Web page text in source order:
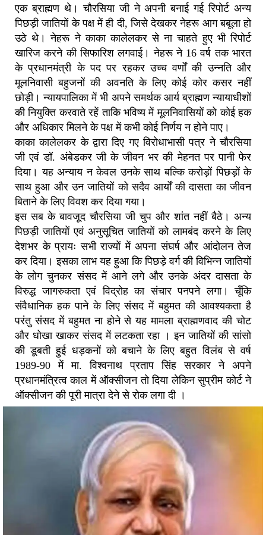
एक ब्राह्मण थे। चौरसिया जी ने अपनी बनाई गई रिपोर्ट अन्य
पिछड़ी जातियों के पक्ष में ही दी, जिसे देखकर नेहरू आग बबूला हो
उठे थे। नेहरू ने काका कालेलकर से ना चाहते हुए भी रिपोर्ट
खारिज करने की सिफारिश लगवाई। नेहरू ने 16 वर्ष तक भारत
के प्रधानमंत्री के पद पर रहकर उच्च वर्णों की उन्नति और
मूलनिवासी बहुजनों की अवनति के लिए कोई कोर कसर नहीं
छोड़ी। न्यायपालिका में भी अपने समर्थक आर्य ब्राह्मण न्यायाधीशों
की नियुक्ति करवाते रहें ताकि भविष्य में मूलनिवासियों को कोई हक
और अधिकार मिलने के पक्ष में कभी कोई निर्णय न होने पाए।
काका कालेलकर के द्वारा दिए गए विरोधाभासी पत्र ने चौरसिया
जी एवं डॉ. अंबेडकर जी के जीवन भर की मेहनत पर पानी फेर
दिया। यह अन्याय न केवल उनके साथ बल्कि करोड़ों पिछड़ों के
साथ हुआ और उन जातियों को सदैव आर्यों की दासता का जीवन
बिताने के लिए विवश कर दिया गया।
इस सब के बावजूद चौरसिया जी चुप और शांत नहीं बैठे। अन्य
पिछड़ी जातियों एवं अनुसूचित जातियों को लामबंद करने के लिए
देशभर के प्रायः सभी राज्यों में अपना संघर्ष और आंदोलन तेज
कर दिया। इसका लाभ यह हुआ कि पिछड़े वर्ग की विभिन्न जातियों
के लोग चुनकर संसद में आने लगे और उनके अंदर दासता के
विरुद्ध जागरुकता एवं विद्रोह का संचार पनपने लगा। चूँकि
संवैधानिक हक पाने के लिए संसद में बहुमत की आवश्यकता है
परंतु संसद में बहुमत ना होने से यह मामला ब्राह्मणवाद की चोट
और धोखा खाकर संसद में लटकता रहा । इन जातियों की सांसो
की डूबती हुई धड़कनों को बचाने के लिए बहुत विलंब से वर्ष
1989-90 में मा. विश्वनाथ प्रताप सिंह सरकार ने अपने
प्रधानमंत्रित्व काल में ऑक्सीजन तो दिया लेकिन सुप्रीम कोर्ट ने
ऑक्सीजन की पूरी मात्रा देने से रोक लगा दी ।